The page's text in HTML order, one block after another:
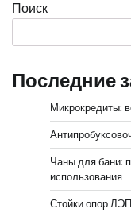
Поиск
Последние
Микрокредиты:
Чаны для бани:
использования
Стойки опор ЛЭП